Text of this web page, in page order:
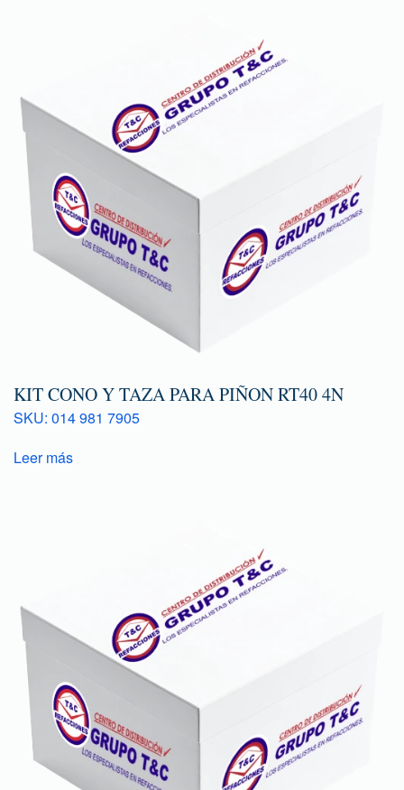
KIT CONO Y TAZA PARA PIÑON RT40 4N
SKU: 014 981 7905
Leer más